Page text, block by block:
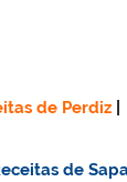
de Perdiz
de